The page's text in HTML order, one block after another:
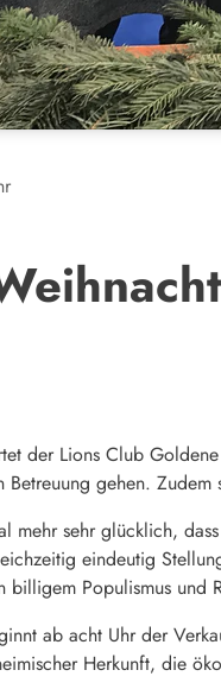
der Lions Club
Betreuung gehen.
mehr sehr glücklich,
eindeutig
billigem Populismus und
ab acht Uhr der
Herkunft, die